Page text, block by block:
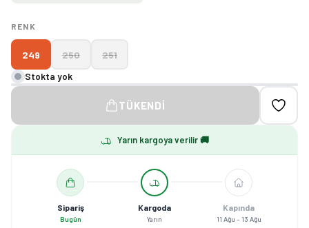
RENK
249 250
251
Stokta yok
TÜKENDI
Yarın kargoya verilir 🚚
Sipariş
Bugün
Kargoda
Yarın
Kapında
11 Ağu – 13 Ağu